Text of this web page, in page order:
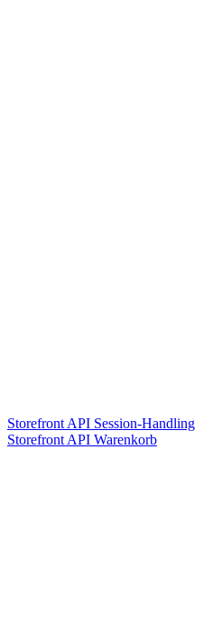
Storefront API Session-Handling
Storefront API Warenkorb